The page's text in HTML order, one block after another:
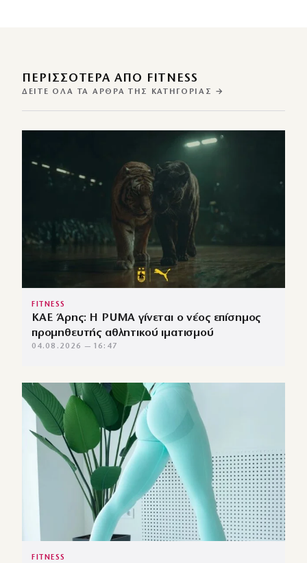
ΠΕΡΙΣΣΌΤΕΡΑ ΑΠΌ FITNESS
ΔΕΊΤΕ ΌΛΑ ΤΑ ΆΡΘΡΑ ΤΗΣ ΚΑΤΗΓΟΡΊΑΣ →
FITNESS
ΚΑΕ Άρης: Η PUMA γίνεται ο νέος επίσημος
προμηθευτής αθλητικού ιματισμού
04.08.2026 — 16:47
FITNESS